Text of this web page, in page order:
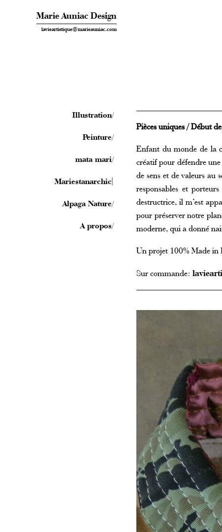
Marie Auniac Design
lavieartistique@marieauniac.com
Illustration
Peinture
mata mari
Mariestanarchic
Alpaga Nature
A propos
Pièces uniques / Début
Enfant du monde de la
créatif pour défendre
de sens et de valeurs au
responsables et
destructrice, il m’est
pour préserver notre
moderne, qui a donné
Un projet 100% Made in
Sur commande: